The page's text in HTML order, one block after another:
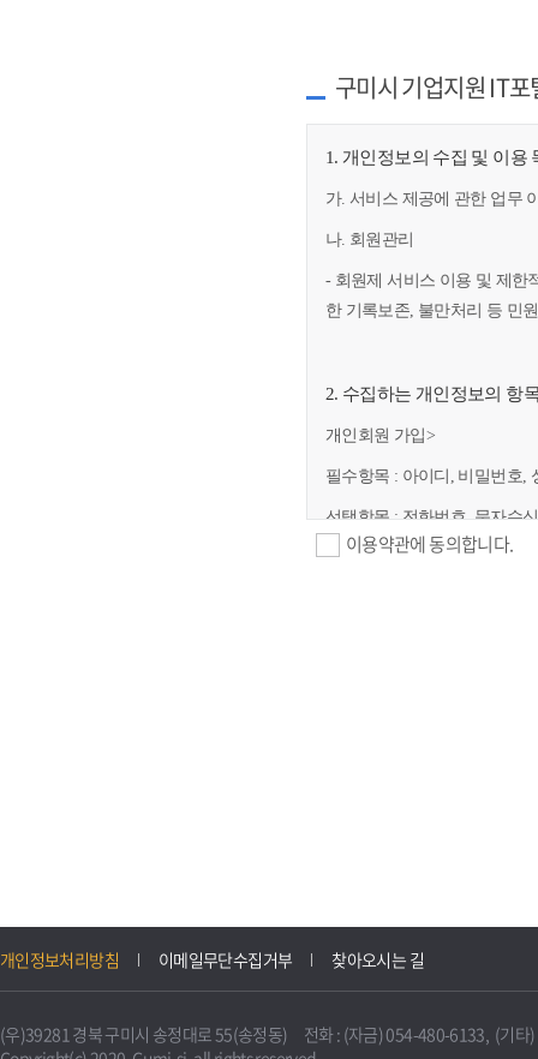
구미시 기업지원 IT
1. 개인정보의 수집 및 이용
가. 서비스 제공에 관한 업무
나. 회원관리
- 회원제 서비스 이용 및 제한
한 기록보존, 불만처리 등 민
2. 수집하는 개인정보의 항
개인회원 가입>
필수항목 : 아이디, 비밀번호,
선택항목 : 전화번호, 문자수
니다.
불필요하게 되었을 때에는
이용약관에 동의합니다.
개인정보처리방침 이메일무단수집거부 찾아오시는 길
(우)39281 경북 구미시 송정대로 55(송정동) 전화 : (자금) 054-480-6133, (기타